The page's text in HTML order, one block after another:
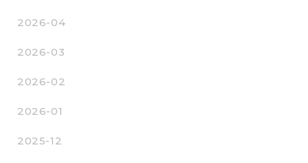
2026-04
2026-03
2026-02
2026-01
2025-12